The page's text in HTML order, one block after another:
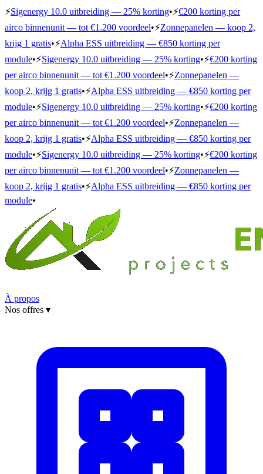
⚡Sigenergy 10.0 uitbreiding — 25% korting•⚡€200 korting per
airco binnenunit — tot €1.200 voordeel•⚡Zonnepanelen — koop 2,
krijg 1 gratis•⚡Alpha ESS uitbreiding — €850 korting per
module•⚡Sigenergy 10.0 uitbreiding — 25% korting•⚡€200 korting
per airco binnenunit — tot €1.200 voordeel•⚡Zonnepanelen —
koop 2, krijg 1 gratis•⚡Alpha ESS uitbreiding — €850 korting per
module•⚡Sigenergy 10.0 uitbreiding — 25% korting•⚡€200 korting
per airco binnenunit — tot €1.200 voordeel•⚡Zonnepanelen —
koop 2, krijg 1 gratis•⚡Alpha ESS uitbreiding — €850 korting per
module•⚡Sigenergy 10.0 uitbreiding — 25% korting•⚡€200 korting
per airco binnenunit — tot €1.200 voordeel•⚡Zonnepanelen —
koop 2, krijg 1 gratis•⚡Alpha ESS uitbreiding — €850 korting per
module•
À propos
Nos offres ▾